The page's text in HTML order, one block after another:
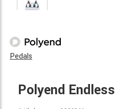
Pedals
Polyend Endless